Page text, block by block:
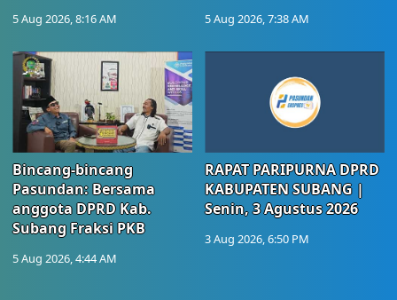
5 Aug 2026, 8:16 AM 5 Aug 2026, 7:38 AM
Bincang-bincang
Pasundan: Bersama
anggota DPRD Kab.
Subang Fraksi PKB
5 Aug 2026, 4:44 AM
RAPAT PARIPURNA DPRD
KABUPATEN SUBANG |
Senin, 3 Agustus 2026
3 Aug 2026, 6:50 PM